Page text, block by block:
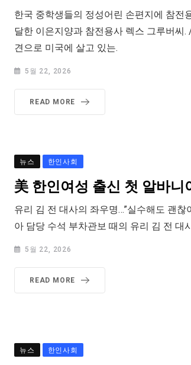
한국 중학생들의 정성어린 손편지에 참전
달한 이은지양과 참전용사 렉스 그루버씨
견으로 미국에 살고 있는.
5월 22, 2026
READ MORE
뉴스 한인사회
美 한인여성 출신 첫 알바니
유리 김 전 대사의 좌우명…”실수해도 괜찮
아 담당 수석 부차관보 때의 유리 김 전 대
5월 22, 2026
READ MORE
뉴스 한인사회